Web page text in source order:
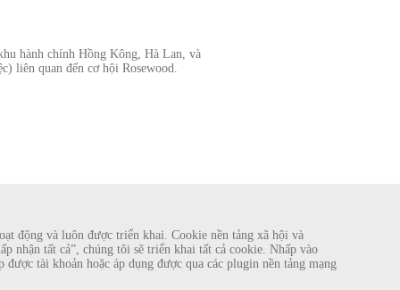
động và luôn được triển khai. Cookie nền tảng xã hội và
nhận tất cả”, chúng tôi sẽ triển khai tất cả cookie. Nhấp vào
tài khoản hoặc áp dụng được qua các plugin nền tảng mạng
hành chính Hồng Kông, Hà Lan, và
liên quan đến cơ hội Rosewood.